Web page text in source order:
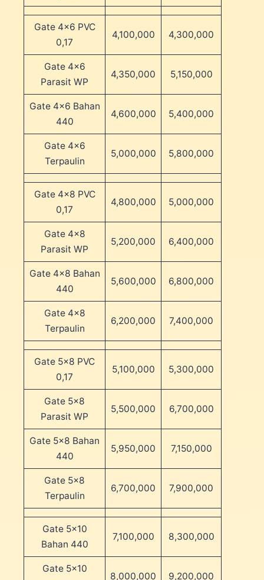
Gate 4×6 PVC
0,17
4,100,000 4,300,000
Gate 4×6
Parasit WP
4,350,000 5,150,000
Gate 4×6 Bahan
440
4,600,000 5,400,000
Gate 4×6
Terpaulin
5,000,000 5,800,000
Gate 4×8 PVC
0,17
4,800,000 5,000,000
Gate 4×8
Parasit WP
5,200,000 6,400,000
Gate 4×8 Bahan
440
5,600,000 6,800,000
Gate 4×8
Terpaulin
6,200,000 7,400,000
Gate 5×8 PVC
0,17
5,100,000 5,300,000
Gate 5×8
Parasit WP
5,500,000 6,700,000
Gate 5×8 Bahan
440
5,950,000 7,150,000
Gate 5×8
Terpaulin
6,700,000 7,900,000
Gate 5×10
Bahan 440
7,100,000 8,300,000
Gate 5×10
8,000,000 9,200,000